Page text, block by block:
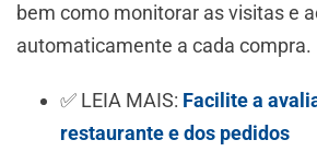
bem como monitorar as visitas e
automaticamente a cada compra.
✅ LEIA MAIS: Facilite a
restaurante e dos pedidos